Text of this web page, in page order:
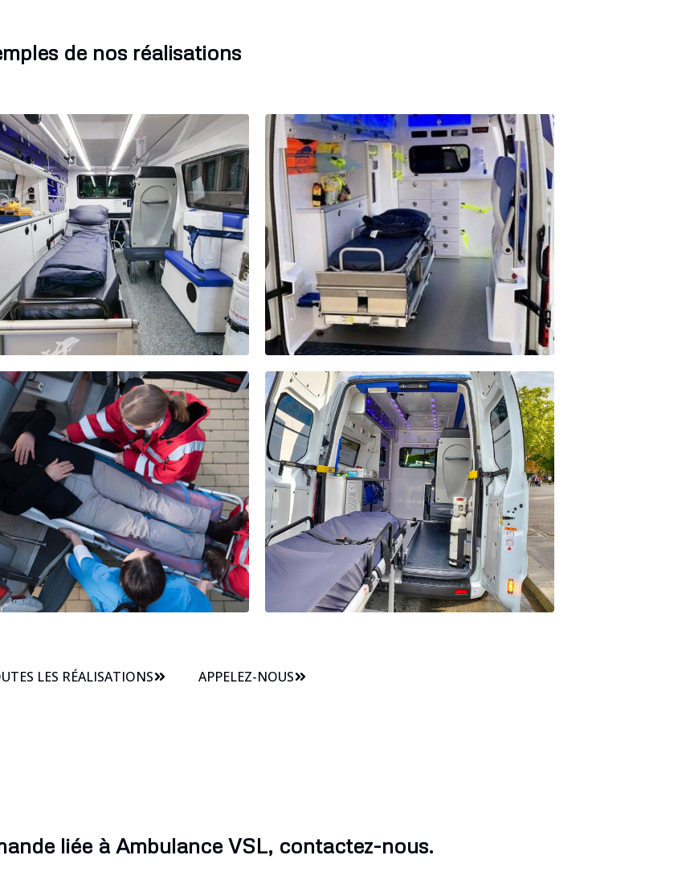
de nos réalisations
LES RÉALISATIONS APPELEZ-NOUS
liée à Ambulance VSL, contactez-nous.